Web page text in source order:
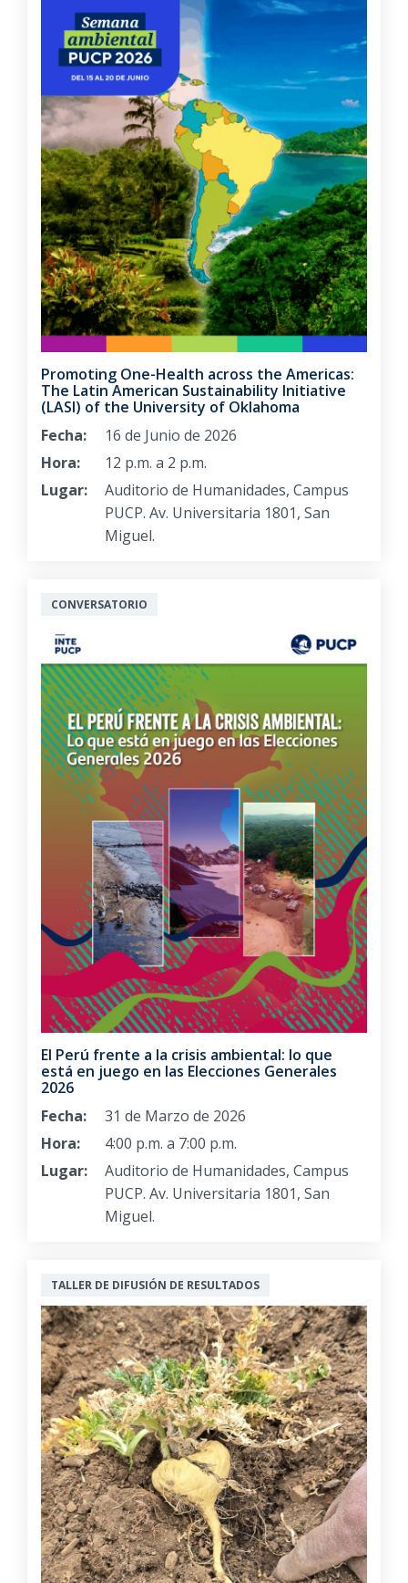
Promoting One-Health across the Americas:
The Latin American Sustainability Initiative
(LASI) of the University of Oklahoma
Fecha:
16 de Junio de 2026
Hora:
12 p.m. a 2 p.m.
Lugar:
Auditorio de Humanidades, Campus
PUCP. Av. Universitaria 1801, San
Miguel.
CONVERSATORIO
El Perú frente a la crisis ambiental: lo que
está en juego en las Elecciones Generales
2026
Fecha:
31 de Marzo de 2026
Hora:
4:00 p.m. a 7:00 p.m.
Lugar:
Auditorio de Humanidades, Campus
PUCP. Av. Universitaria 1801, San
Miguel.
TALLER DE DIFUSIÓN DE RESULTADOS